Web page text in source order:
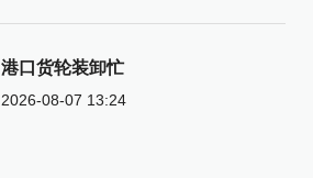
港口货轮装卸忙
2026-08-07 13:24